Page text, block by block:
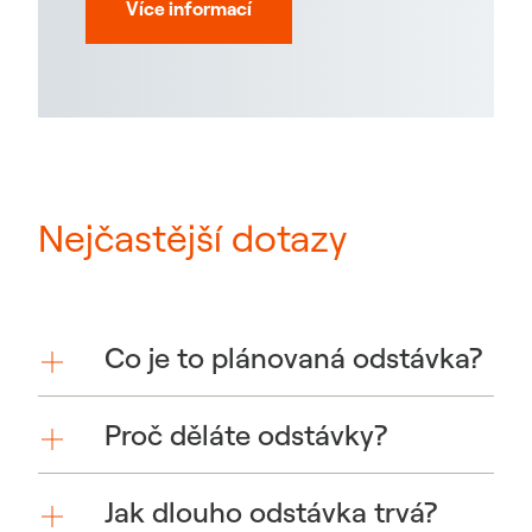
Více informací
Nejčastější dotazy
Co je to plánovaná odstávka?
Proč děláte odstávky?
Jak dlouho odstávka trvá?